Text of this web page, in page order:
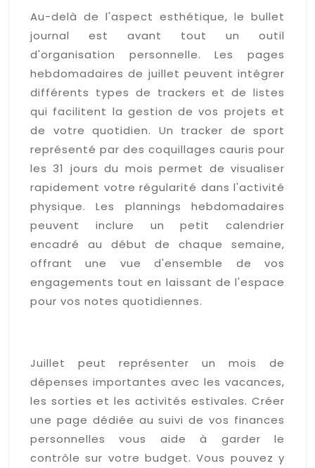
Au-delà de l'aspect esthétique, le bullet
journal est avant tout un outil
d'organisation personnelle. Les pages
hebdomadaires de juillet peuvent intégrer
différents types de trackers et de listes
qui facilitent la gestion de vos projets et
de votre quotidien. Un tracker de sport
représenté par des coquillages cauris pour
les 31 jours du mois permet de visualiser
rapidement votre régularité dans l'activité
physique. Les plannings hebdomadaires
peuvent inclure un petit calendrier
encadré au début de chaque semaine,
offrant une vue d'ensemble de vos
engagements tout en laissant de l'espace
pour vos notes quotidiennes.
Juillet peut représenter un mois de
dépenses importantes avec les vacances,
les sorties et les activités estivales. Créer
une page dédiée au suivi de vos finances
personnelles vous aide à garder le
contrôle sur votre budget. Vous pouvez y